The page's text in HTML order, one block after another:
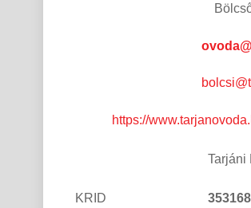
Bölcsőde: 06-
https://
Tarjáni
KRID